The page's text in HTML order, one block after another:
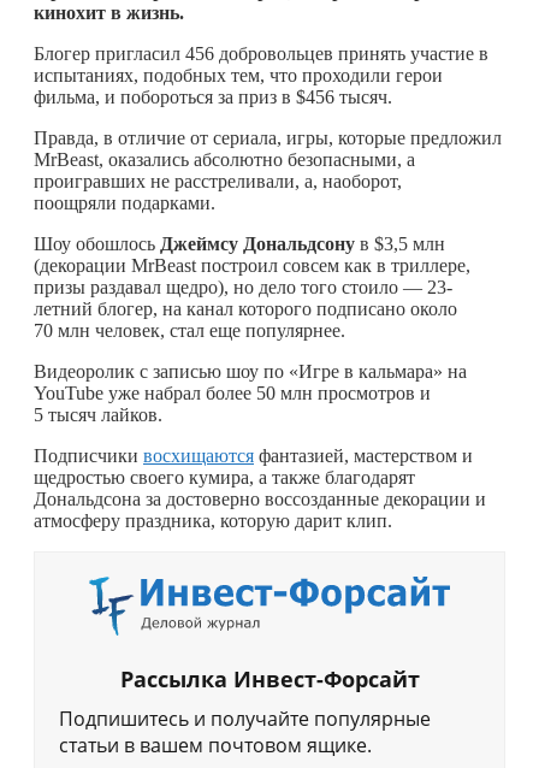
кинохит в жизнь.
Блогер пригласил 456 добровольцев принять участие в
испытаниях, подобных тем, что проходили герои
фильма, и побороться за приз в $456 тысяч.
Правда, в отличие от сериала, игры, которые предложил
MrBeast, оказались абсолютно безопасными, а
проигравших не расстреливали, а, наоборот,
поощряли подарками.
Шоу обошлось Джеймсу Дональдсону в $3,5 млн
(декорации MrBeast построил совсем как в триллере,
призы раздавал щедро), но дело того стоило — 23-
летний блогер, на канал которого подписано около
70 млн человек, стал еще популярнее.
Видеоролик с записью шоу по «Игре в кальмара» на
YouTube уже набрал более 50 млн просмотров и
5 тысяч лайков.
Подписчики восхищаются фантазией, мастерством и
щедростью своего кумира, а также благодарят
Дональдсона за достоверно воссозданные декорации и
атмосферу праздника, которую дарит клип.
Рассылка Инвест-Форсайт
Подпишитесь и получайте популярные
статьи в вашем почтовом ящике.